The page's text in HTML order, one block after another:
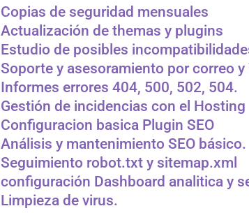
Copias de seguridad mensuales
Actualización de themas y plugins
Estudio de posibles
Soporte y asesoramiento por correo y
Informes errores 404, 500, 502, 504.
Gestión de incidencias con el Hosting
Configuracion basica Plugin SEO
Análisis y mantenimiento SEO básico.
Seguimiento robot.txt y sitemap.xml
configuración Dashboard analitica y
Limpieza de virus.